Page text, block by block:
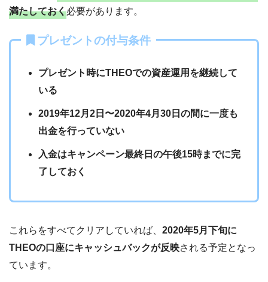
満たしておく必要があります。
プレゼントの付与条件
プレゼント時にTHEOでの資産運用を継続して
いる
2019年12月2日〜2020年4月30日の間に一度も
出金を行っていない
入金はキャンペーン最終日の午後15時までに完
了しておく
これらをすべてクリアしていれば、 2020年5月下旬に
THEOの口座にキャッシュバックが反映される予定となっ
ています。